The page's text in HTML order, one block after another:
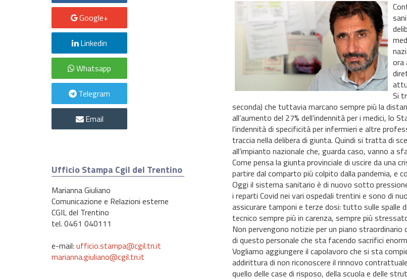
ora
Si
seconda) che tuttavia marcano sempre più la
all’aumento del 27% dell’indennità per i medici,
l’indennità di specificità per infermieri e altre
traccia nella delibera di giunta. Quindi si tratta di
all’impianto nazionale che, guarda caso, vanno a
Come pensa la giunta provinciale di uscire da una
partire dal comparto più colpito dalla pandemia, e
Oggi il sistema sanitario è di nuovo sotto
i reparti Covid nei vari ospedali trentini e sono di
assicurare tamponi e terze dosi: tutto sulle spalle
tecnico sempre più in carenza, sempre più
Non pervengono notizie per un piano
di questo personale che sta facendo sacrifici
Vogliamo aggiungere il capolavoro che si sta
addirittura di non riconoscere il rinnovo
quello delle case di risposo, della scuola e delle
Google+
Linkedin
Whatsapp
Telegram
Email
Ufficio Stampa Cgil del Trentino
Marianna Giuliano
Comunicazione e Relazioni esterne
CGIL del Trentino
tel. 0461 040111
e-mail: ufficio.stampa@cgil.tn.it
marianna.giuliano@cgil.tn.it